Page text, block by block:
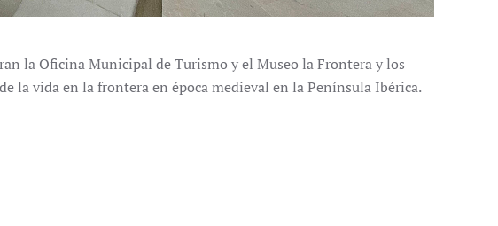
la Oficina Municipal de Turismo y el Museo la Frontera y los
la vida en la frontera en época medieval en la Península Ibérica.